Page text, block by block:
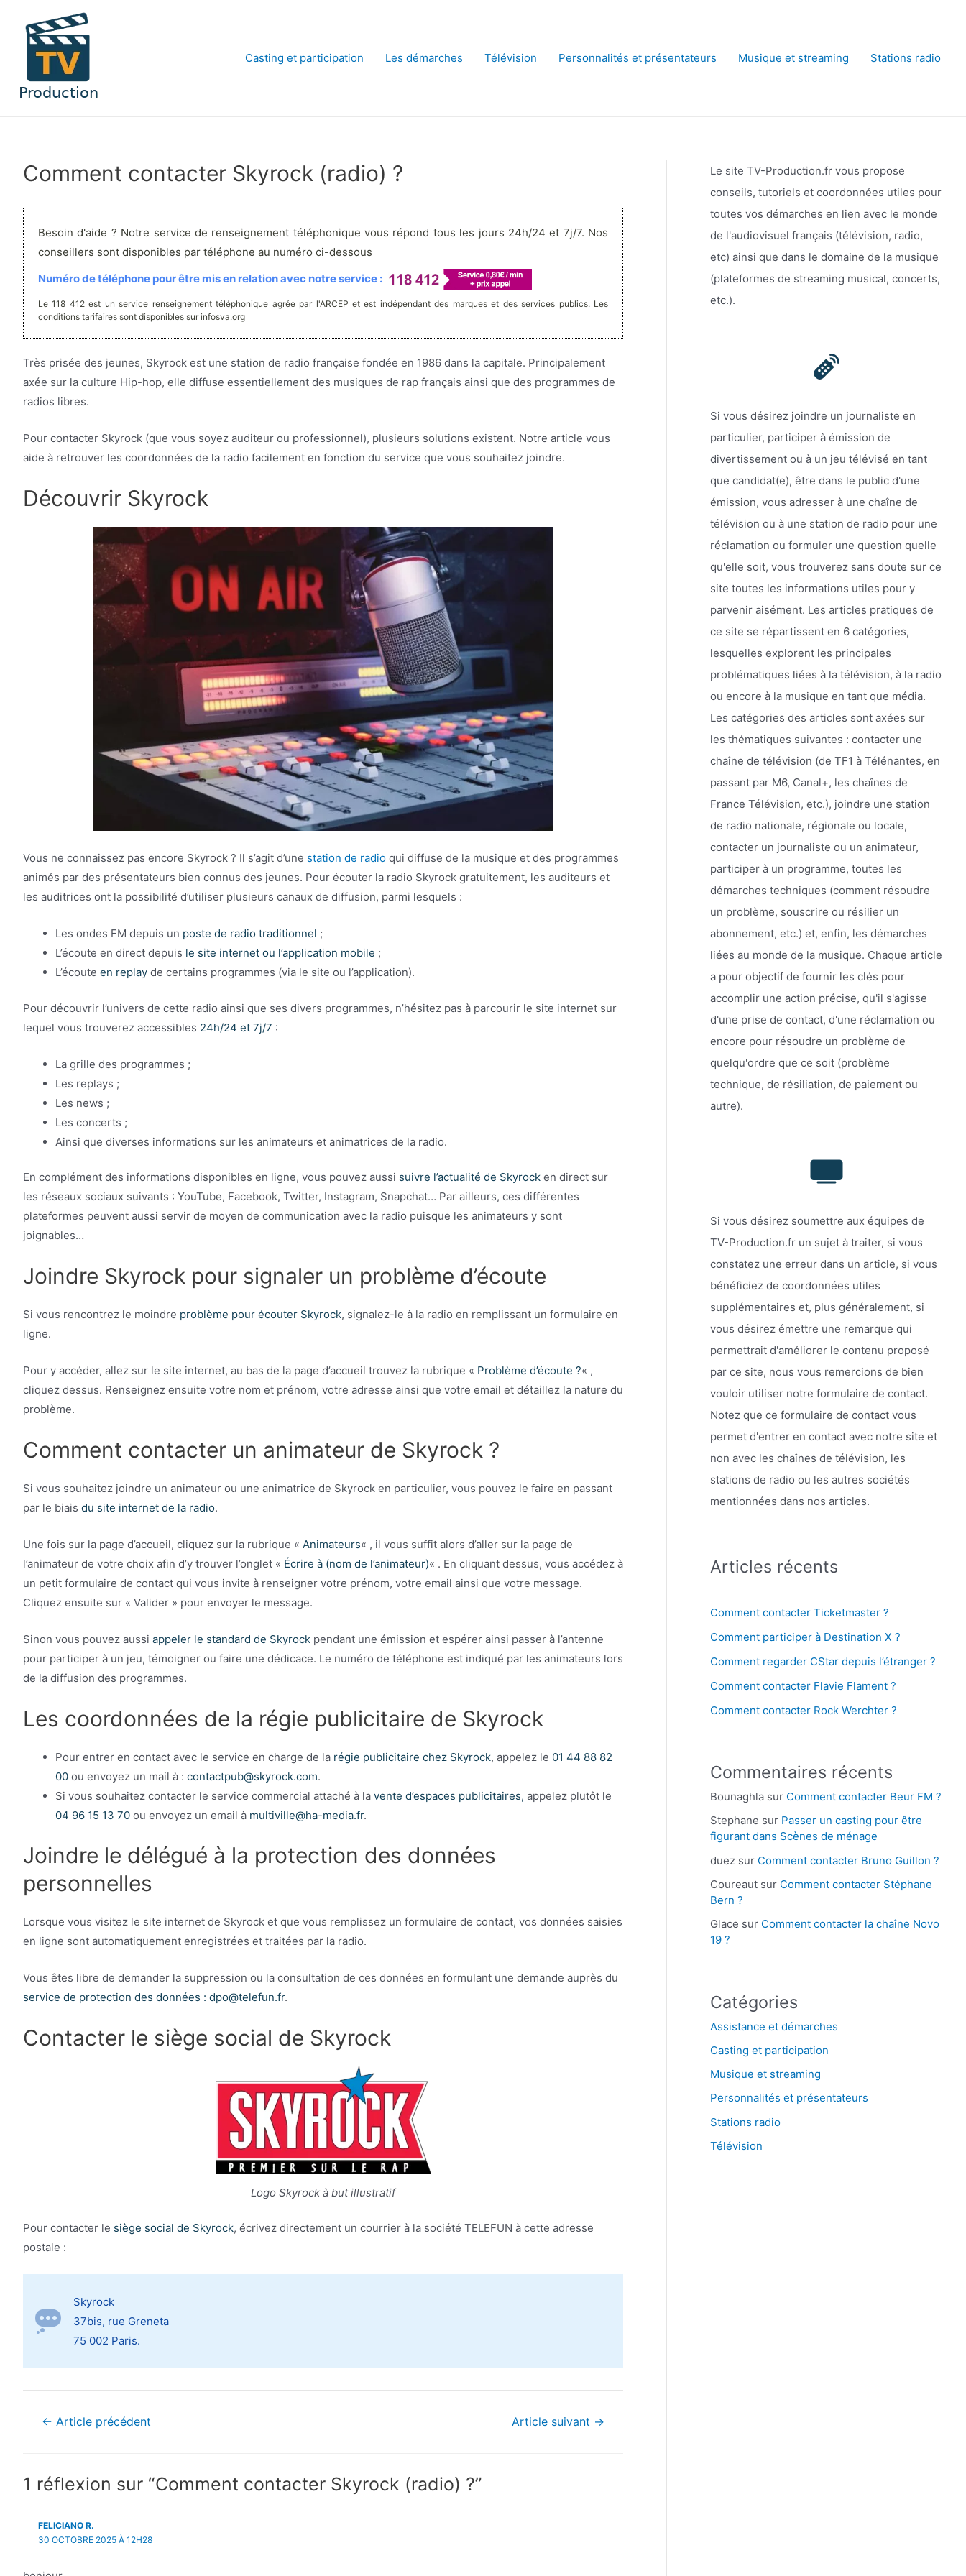
contenu
Casting et participation Les démarches Télévision Personnalités et présentateurs Musique et streaming Stations radio
Comment contacter Skyrock (radio) ?
Besoin d'aide ? Notre service de renseignement téléphonique vous répond tous les jours 24h/24 et 7j/7. Nos
conseillers sont disponibles par téléphone au numéro ci-dessous
Numéro de téléphone pour être mis en relation avec notre service :
Le 118 412 est un service renseignement téléphonique agrée par l'ARCEP et est indépendant des marques et des services publics. Les
conditions tarifaires sont disponibles sur infosva.org
Très prisée des jeunes, Skyrock est une station de radio française fondée en 1986 dans la capitale. Principalement
axée sur la culture Hip-hop, elle diffuse essentiellement des musiques de rap français ainsi que des programmes de
radios libres.
Pour contacter Skyrock (que vous soyez auditeur ou professionnel), plusieurs solutions existent. Notre article vous
aide à retrouver les coordonnées de la radio facilement en fonction du service que vous souhaitez joindre.
Découvrir Skyrock
Vous ne connaissez pas encore Skyrock ? Il s’agit d’une station de radio qui diffuse de la musique et des programmes
animés par des présentateurs bien connus des jeunes. Pour écouter la radio Skyrock gratuitement, les auditeurs et
les auditrices ont la possibilité d’utiliser plusieurs canaux de diffusion, parmi lesquels :
Les ondes FM depuis un poste de radio traditionnel ;
L’écoute en direct depuis le site internet ou l’application mobile ;
L’écoute en replay de certains programmes (via le site ou l’application).
Pour découvrir l’univers de cette radio ainsi que ses divers programmes, n’hésitez pas à parcourir le site internet sur
lequel vous trouverez accessibles 24h/24 et 7j/7 :
La grille des programmes ;
Les replays ;
Les news ;
Les concerts ;
Ainsi que diverses informations sur les animateurs et animatrices de la radio.
En complément des informations disponibles en ligne, vous pouvez aussi suivre l’actualité de Skyrock en direct sur
les réseaux sociaux suivants : YouTube, Facebook, Twitter, Instagram, Snapchat… Par ailleurs, ces différentes
plateformes peuvent aussi servir de moyen de communication avec la radio puisque les animateurs y sont
joignables…
Joindre Skyrock pour signaler un problème d’écoute
Si vous rencontrez le moindre problème pour écouter Skyrock, signalez-le à la radio en remplissant un formulaire en
ligne.
Pour y accéder, allez sur le site internet, au bas de la page d’accueil trouvez la rubrique « Problème d’écoute ?« ,
cliquez dessus. Renseignez ensuite votre nom et prénom, votre adresse ainsi que votre email et détaillez la nature du
problème.
Comment contacter un animateur de Skyrock ?
Si vous souhaitez joindre un animateur ou une animatrice de Skyrock en particulier, vous pouvez le faire en passant
par le biais du site internet de la radio.
Une fois sur la page d’accueil, cliquez sur la rubrique « Animateurs« , il vous suffit alors d’aller sur la page de
l’animateur de votre choix afin d’y trouver l’onglet « Écrire à (nom de l’animateur)« . En cliquant dessus, vous accédez à
un petit formulaire de contact qui vous invite à renseigner votre prénom, votre email ainsi que votre message.
Cliquez ensuite sur « Valider » pour envoyer le message.
Sinon vous pouvez aussi appeler le standard de Skyrock pendant une émission et espérer ainsi passer à l’antenne
pour participer à un jeu, témoigner ou faire une dédicace. Le numéro de téléphone est indiqué par les animateurs lors
de la diffusion des programmes.
Les coordonnées de la régie publicitaire de Skyrock
Pour entrer en contact avec le service en charge de la régie publicitaire chez Skyrock, appelez le 01 44 88 82
00 ou envoyez un mail à : contactpub@skyrock.com.
Si vous souhaitez contacter le service commercial attaché à la vente d’espaces publicitaires, appelez plutôt le
04 96 15 13 70 ou envoyez un email à multiville@ha-media.fr.
Joindre le délégué à la protection des données
personnelles
Lorsque vous visitez le site internet de Skyrock et que vous remplissez un formulaire de contact, vos données saisies
en ligne sont automatiquement enregistrées et traitées par la radio.
Vous êtes libre de demander la suppression ou la consultation de ces données en formulant une demande auprès du
service de protection des données : dpo@telefun.fr.
Contacter le siège social de Skyrock
Logo Skyrock à but illustratif
Pour contacter le siège social de Skyrock, écrivez directement un courrier à la société TELEFUN à cette adresse
postale :
Skyrock
37bis, rue Greneta
75 002 Paris.
Navigation
← Article précédent Article suivant →
1 réflexion sur “Comment contacter Skyrock (radio) ?”
FELICIANO R.
30 OCTOBRE 2025 À 12H28
Le site TV-Production.fr vous propose
conseils, tutoriels et coordonnées utiles pour
toutes vos démarches en lien avec le monde
de l'audiovisuel français (télévision, radio,
etc) ainsi que dans le domaine de la musique
(plateformes de streaming musical, concerts,
etc.).
Si vous désirez joindre un journaliste en
particulier, participer à émission de
divertissement ou à un jeu télévisé en tant
que candidat(e), être dans le public d'une
émission, vous adresser à une chaîne de
télévision ou à une station de radio pour une
réclamation ou formuler une question quelle
qu'elle soit, vous trouverez sans doute sur ce
site toutes les informations utiles pour y
parvenir aisément. Les articles pratiques de
ce site se répartissent en 6 catégories,
lesquelles explorent les principales
problématiques liées à la télévision, à la radio
ou encore à la musique en tant que média.
Les catégories des articles sont axées sur
les thématiques suivantes : contacter une
chaîne de télévision (de TF1 à Télénantes, en
passant par M6, Canal+, les chaînes de
France Télévision, etc.), joindre une station
de radio nationale, régionale ou locale,
contacter un journaliste ou un animateur,
participer à un programme, toutes les
démarches techniques (comment résoudre
un problème, souscrire ou résilier un
abonnement, etc.) et, enfin, les démarches
liées au monde de la musique. Chaque article
a pour objectif de fournir les clés pour
accomplir une action précise, qu'il s'agisse
d'une prise de contact, d'une réclamation ou
encore pour résoudre un problème de
quelqu'ordre que ce soit (problème
technique, de résiliation, de paiement ou
autre).
Si vous désirez soumettre aux équipes de
TV-Production.fr un sujet à traiter, si vous
constatez une erreur dans un article, si vous
bénéficiez de coordonnées utiles
supplémentaires et, plus généralement, si
vous désirez émettre une remarque qui
permettrait d'améliorer le contenu proposé
par ce site, nous vous remercions de bien
vouloir utiliser notre formulaire de contact.
Notez que ce formulaire de contact vous
permet d'entrer en contact avec notre site et
non avec les chaînes de télévision, les
stations de radio ou les autres sociétés
mentionnées dans nos articles.
Articles récents
Comment contacter Ticketmaster ?
Comment participer à Destination X ?
Comment regarder CStar depuis l’étranger ?
Comment contacter Flavie Flament ?
Comment contacter Rock Werchter ?
Commentaires récents
Bounaghla sur Comment contacter Beur FM ?
Stephane sur Passer un casting pour être
figurant dans Scènes de ménage
duez sur Comment contacter Bruno Guillon ?
Coureaut sur Comment contacter Stéphane
Bern ?
Glace sur Comment contacter la chaîne Novo
19 ?
Catégories
Assistance et démarches
Casting et participation
Musique et streaming
Personnalités et présentateurs
Stations radio
Télévision